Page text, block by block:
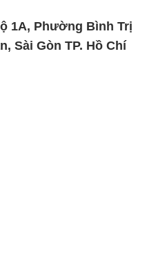
1A, Phường Bình Trị
Sài Gòn TP. Hồ Chí